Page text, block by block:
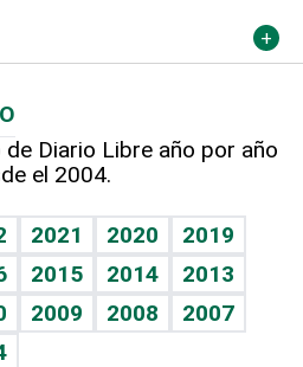
Diario Libre año por año
el 2004.
2021 2020
2019
2015 2014
2013
2009 2008
2007